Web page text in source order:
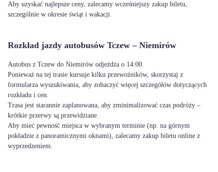
Aby uzyskać najlepsze ceny, zalecamy wcześniejszy zakup biletu,
szczególnie w okresie świąt i wakacji.
Rozkład jazdy autobusów Tczew – Niemirów
Autobus z Tczew do Niemirów odjeżdża o 14:00.
Ponieważ na tej trasie kursuje kilku przewoźników, skorzystaj z
formularza wyszukiwania, aby zobaczyć więcej szczegółów dotyczących
rozkładu i cen.
Trasa jest starannie zaplanowana, aby zminimalizować czas podróży –
krótkie przerwy są przewidziane.
Aby mieć pewność miejsca w wybranym terminie (np. na górnym
pokładzie z panoramicznymi oknami), zalecamy zakup biletu online z
wyprzedzeniem.